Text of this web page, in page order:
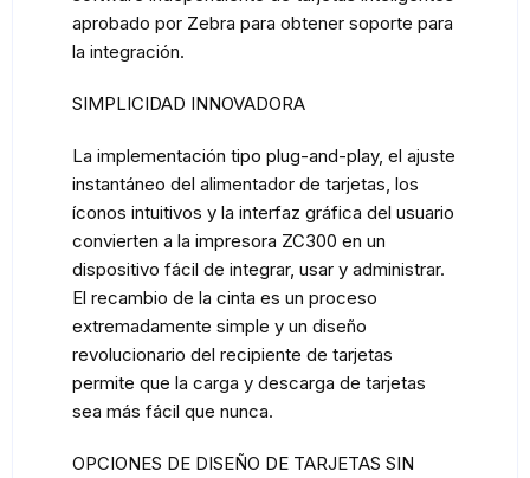
aprobado por Zebra para obtener soporte para
la integración.
SIMPLICIDAD INNOVADORA
La implementación tipo plug-and-play, el ajuste
instantáneo del alimentador de tarjetas, los
íconos intuitivos y la interfaz gráfica del usuario
convierten a la impresora ZC300 en un
dispositivo fácil de integrar, usar y administrar.
El recambio de la cinta es un proceso
extremadamente simple y un diseño
revolucionario del recipiente de tarjetas
permite que la carga y descarga de tarjetas
sea más fácil que nunca.
OPCIONES DE DISEÑO DE TARJETAS SIN